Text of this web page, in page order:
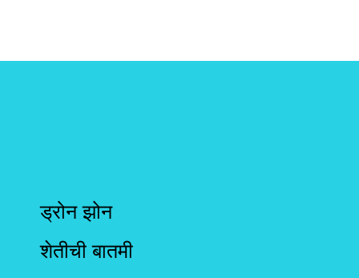
ड्रोन झोन
शेतीची बातमी